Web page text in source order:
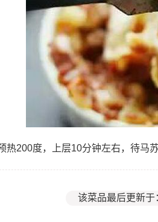
热200度，上层10分钟左右，待马
该菜品最后更新于